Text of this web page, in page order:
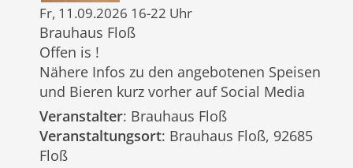
Fr, 11.09.2026 16-22 Uhr
Brauhaus Floß
Offen is !
Nähere Infos zu den angebotenen Speisen
und Bieren kurz vorher auf Social Media
Veranstalter: Brauhaus Floß
Veranstaltungsort: Brauhaus Floß, 92685
Floß